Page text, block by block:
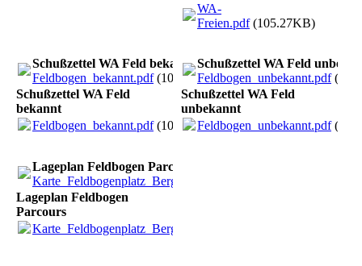
WA-
Freien.pdf(105.27KB)
Schußzettel WA Feld bekannt
Feldbogen_bekannt.pdf(103.67KB)
Schußzettel WA Feld
bekannt
Feldbogen_bekannt.pdf(103.67KB)
Schußzettel WA Feld
Feldbogen_unbekannt.pdf
Schußzettel WA Feld
unbekannt
Feldbogen_unbekannt.pdf
Lageplan Feldbogen Parcours
Karte_Feldbogenplatz_Berge_2020.pdf
Lageplan Feldbogen
Parcours
Karte_Feldbogenplatz_Berge_2020.pdf